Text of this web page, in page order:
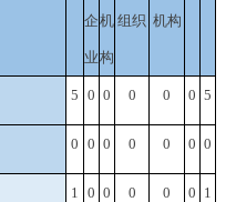
企
业
机
构
组织 机构
5 0 0 0 0 0 5
0 0 0 0 0 0 0
1 0 0 0 0 0 1